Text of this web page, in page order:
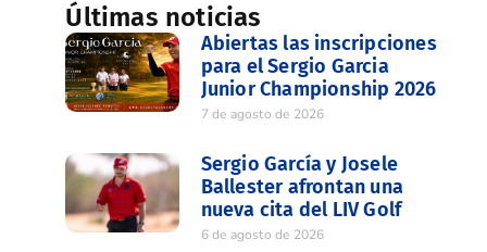
Últimas noticias
Abiertas las inscripciones
para el Sergio Garcia
Junior Championship 2026
7 de agosto de 2026
Sergio García y Josele
Ballester afrontan una
nueva cita del LIV Golf
6 de agosto de 2026